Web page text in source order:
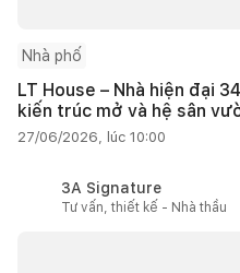
Nhà phố
LT House – Nhà hiện đại
kiến trúc mở và hệ sân
27/06/2026, lúc 10:00
3A Signature
Tư vấn, thiết kế - Nhà thầu